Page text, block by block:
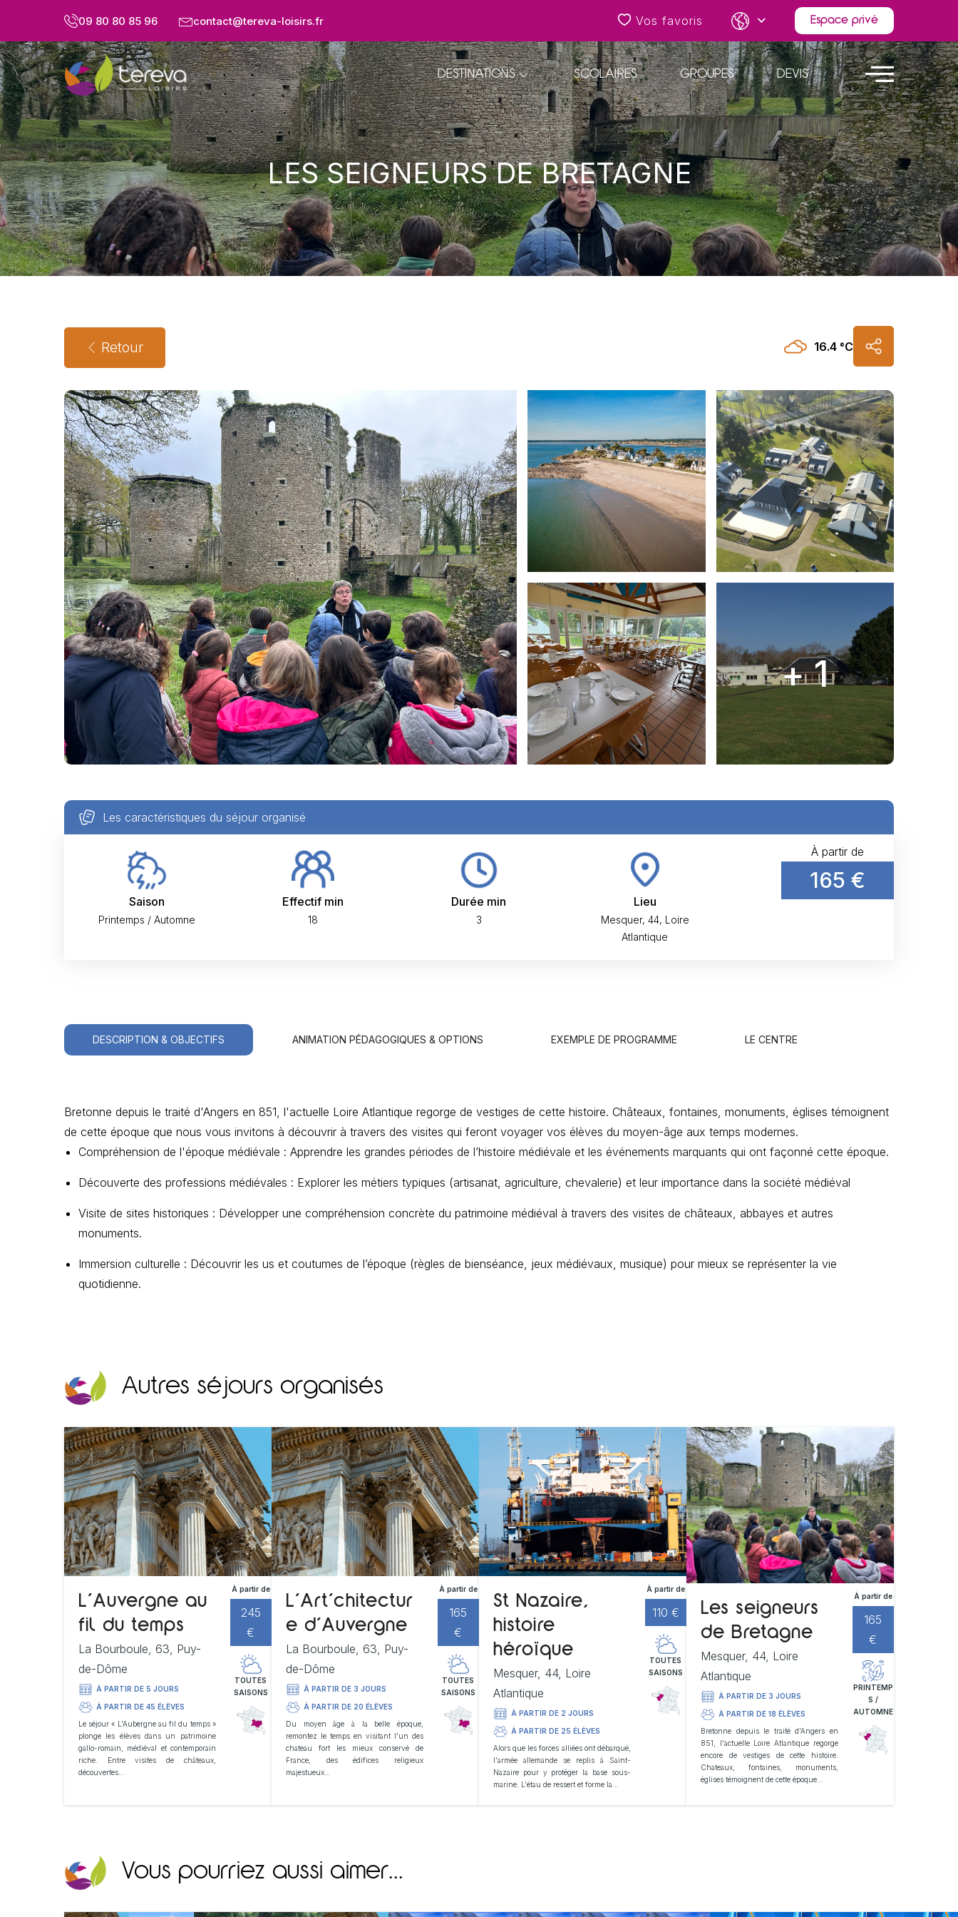
09 80 80 85 96 contact@tereva-loisirs.fr Vos favoris Espace privé
DESTINATIONS SCOLAIRES GROUPES DEVIS
LES SEIGNEURS DE BRETAGNE
Retour 16.4 °C
+ 1
Les caractéristiques du séjour organisé
Saison
Printemps / Automne
Effectif min
18
Durée min
3
Lieu
Mesquer, 44, Loire
Atlantique
À partir de
165 €
DESCRIPTION & OBJECTIFS ANIMATION PÉDAGOGIQUES & OPTIONS EXEMPLE DE PROGRAMME LE CENTRE
Bretonne depuis le traité d'Angers en 851, l'actuelle Loire Atlantique regorge de vestiges de cette histoire. Châteaux, fontaines, monuments, églises témoignent
de cette époque que nous vous invitons à découvrir à travers des visites qui feront voyager vos élèves du moyen-âge aux temps modernes.
Compréhension de l'époque médiévale : Apprendre les grandes périodes de l’histoire médiévale et les événements marquants qui ont façonné cette époque.
Découverte des professions médiévales : Explorer les métiers typiques (artisanat, agriculture, chevalerie) et leur importance dans la société médiéval
Visite de sites historiques : Développer une compréhension concrète du patrimoine médiéval à travers des visites de châteaux, abbayes et autres
monuments.
Immersion culturelle : Découvrir les us et coutumes de l’époque (règles de bienséance, jeux médiévaux, musique) pour mieux se représenter la vie
quotidienne.
Autres séjours organisés
L’Auvergne au
fil du temps
La Bourboule, 63, Puy-
de-Dôme
À PARTIR DE 5 JOURS
À PARTIR DE 45 ÉLÈVES
Le séjour « L'Aubergne au fil du temps »
plonge les élèves dans un patrimoine
gallo-romain, médiéval et contemporain
riche. Entre visites de châteaux,
découvertes…
À partir de
245
€
TOUTES
SAISONS
L’Art’chitectur
e d’Auvergne
La Bourboule, 63, Puy-
de-Dôme
À PARTIR DE 3 JOURS
À PARTIR DE 20 ÉLÈVES
Du moyen âge à la belle époque,
remontez le temps en visitant l'un des
chateau fort les mieux conservé de
France, des édifices religieux
majestueux…
À partir de
165
€
TOUTES
SAISONS
St Nazaire,
histoire
héroïque
Mesquer, 44, Loire
Atlantique
À PARTIR DE 2 JOURS
À PARTIR DE 25 ÉLÈVES
Alors que les forces alliées ont débarqué,
l'armée allemande se replis à Saint-
Nazaire pour y protéger la base sous-
marine. L'étau de ressert et forme la…
À partir de
110 €
TOUTES
SAISONS
Les seigneurs
de Bretagne
Mesquer, 44, Loire
Atlantique
À PARTIR DE 3 JOURS
À PARTIR DE 18 ÉLÈVES
Bretonne depuis le traité d'Angers en
851, l'actuelle Loire Atlantique regorge
encore de vestiges de cette histoire.
Chateaux, fontaines, monuments,
églises témoignent de cette époque…
À partir de
165
€
PRINTEMP
S /
AUTOMNE
Vous pourriez aussi aimer...